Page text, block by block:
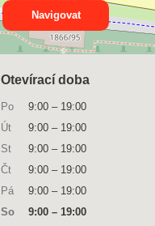
Navigovat
Otevírací doba
Po 9:00 – 19:00
Út
9:00 – 19:00
St
9:00 – 19:00
Čt
9:00 – 19:00
Pá
9:00 – 19:00
So
9:00 – 19:00